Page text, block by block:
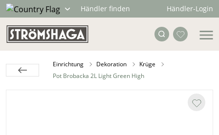
Händler finden Händler-Login
Einrichtung Dekoration
Krüge
Pot Brobacka 2L Light Green High